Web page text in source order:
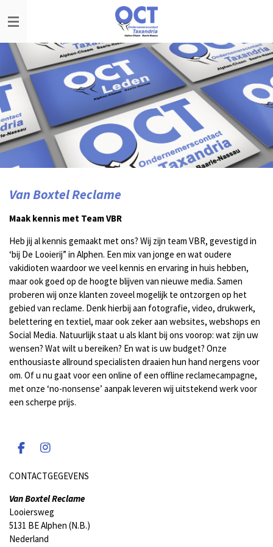
direct
de
hoofdinhoud
Van Boxtel Reclame
Maak kennis met Team VBR
Heb jij al kennis gemaakt met ons? Wij zijn team VBR, gevestigd in
‘bij De Looierij” in Alphen. Een mix van jonge en wat oudere
vakidioten waardoor we veel kennis en ervaring in huis hebben,
maar ook goed op de hoogte blijven van nieuwe media. Samen
proberen wij onze klanten zoveel mogelijk te ontzorgen op het
gebied van reclame. Denk hierbij aan fotografie, video, drukwerk,
belettering en textiel, maar ook zeker aan websites, webshops en
Social Media. Natuurlijk staat u als klant bij ons voorop: wat zijn uw
wensen? Wat wilt u bereiken? En wat is uw budget? Onze
enthousiaste allround specialisten draaien hun hand nergens voor
om. Of u nu gaat voor een online of een offline reclamecampagne,
met onze ‘no-nonsense’ aanpak leveren wij uitstekend werk voor
een scherpe prijs.
F
c
b
o
o
k
I
s
a
g
r
a
m
CONTACTGEGEVENS
Van Boxtel Reclame
Looiersweg
5131 BE Alphen (N.B.)
Nederland